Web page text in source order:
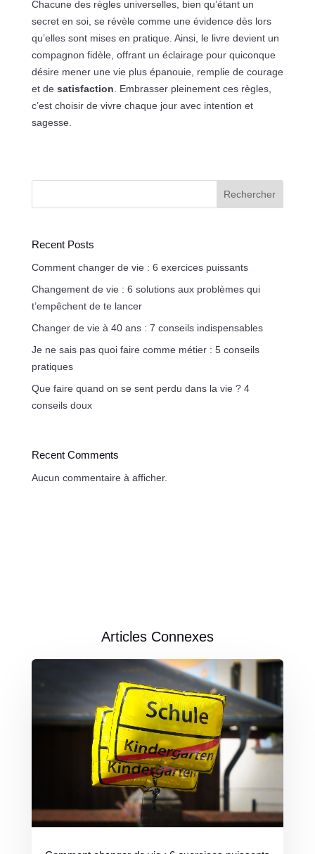
Chacune des règles universelles, bien qu’étant un
secret en soi, se révèle comme une évidence dès lors
qu’elles sont mises en pratique. Ainsi, le livre devient un
compagnon fidèle, offrant un éclairage pour quiconque
désire mener une vie plus épanouie, remplie de courage
et de satisfaction . Embrasser pleinement ces règles,
c’est choisir de vivre chaque jour avec intention et
sagesse.
Rechercher
Recent Posts
Comment changer de vie : 6 exercices puissants
Changement de vie : 6 solutions aux problèmes qui
t’empêchent de te lancer
Changer de vie à 40 ans : 7 conseils indispensables
Je ne sais pas quoi faire comme métier : 5 conseils
pratiques
Que faire quand on se sent perdu dans la vie ? 4
conseils doux
Recent Comments
Aucun commentaire à afficher.
Articles Connexes